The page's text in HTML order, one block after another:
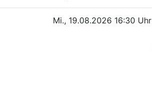
Mi., 19.08.2026 16:30 Uhr